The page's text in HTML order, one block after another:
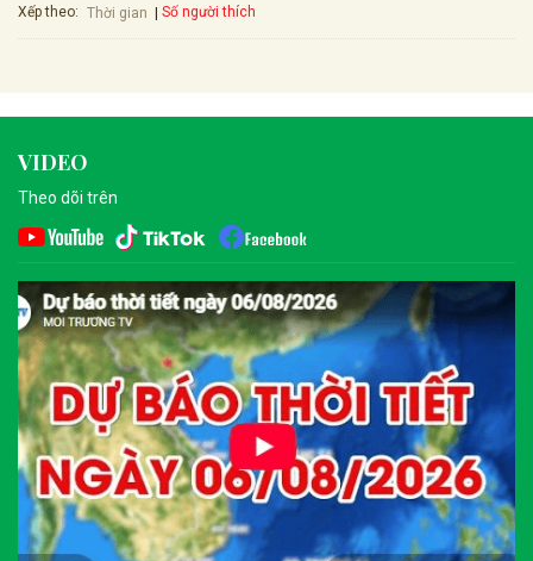
Xếp theo: Thời gian Số người thích
VIDEO
Theo dõi trên